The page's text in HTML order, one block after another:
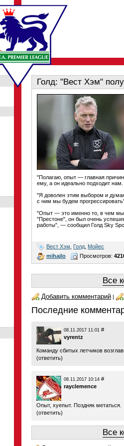
Голд: "Вест Хэм"
"Полагаю, опыт — главная
ему, а он идеально подходит
"Я доволен этим выбором и
с ним мы будем
"Опыт — это именно то, в чем
"Престоне", он был очень
работы", — сообщил Голд Sky
Вест Хэм Голд Мойес
mihajlo
Просмотров:
Все
Добавить комментарий |
Последние
08.11.2017 11:01 #
vyrentz
Команду сбитых летчиков
(ответить)
08.11.2017 10:14 #
rayclemence
Опыт, хуепыт. Поздняк метаться.
(ответить)
Все